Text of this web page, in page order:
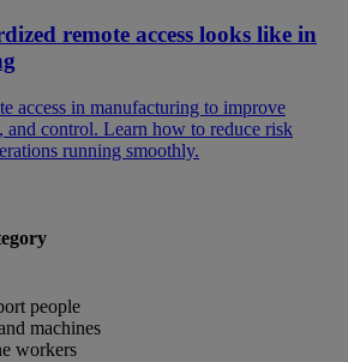
remote access looks like in
access in manufacturing to improve
and control. Learn how to reduce risk
running smoothly.
people
machines
workers